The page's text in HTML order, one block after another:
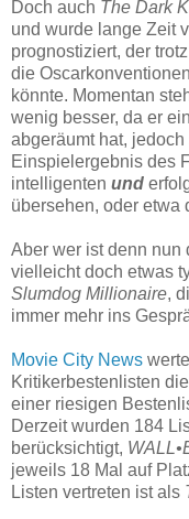
Doch auch The Dark
und wurde lange Zeit
prognostiziert, der
die
könnte. Momentan
wenig besser, da er
abgeräumt hat,
Einspielergebnis des
intelligenten und
übersehen, oder etwa
Aber wer ist denn
vielleicht doch etwas
Slumdog Millionaire,
immer mehr ins
Movie City News
Kritikerbestenlisten
einer riesigen
Derzeit wurden 184
berücksichtigt,
jeweils 18 Mal auf
Listen vertreten ist als